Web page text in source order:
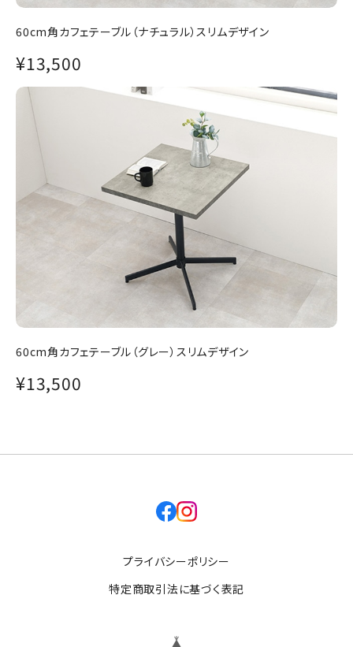
60cm角カフェテーブル（ナチュラル）スリムデザイン
¥13,500
60cm角カフェテーブル（グレー）スリムデザイン
¥13,500
プライバシーポリシー
特定商取引法に基づく表記